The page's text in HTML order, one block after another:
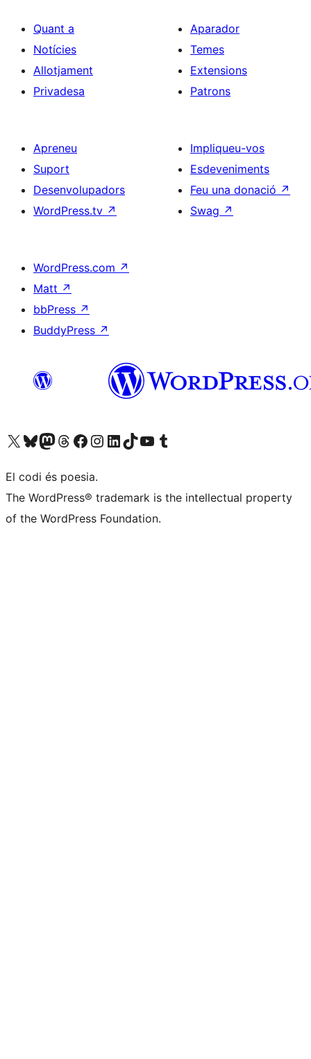
Quant a
Notícies
Allotjament
Privadesa
Aparador
Temes
Extensions
Patrons
Apreneu
Suport
Desenvolupadors
WordPress.tv ↗
Impliqueu-vos
Esdeveniments
Feu una donació ↗
Swag ↗
WordPress.com ↗
Matt ↗
bbPress ↗
BuddyPress ↗
Visiteu el nostre compte X (abans Twitter)
Visiteu el nostre compte de Bluesky
Visiteu el nostre compte al Mastodon
Visiteu el nostre compte de Threads
Visiteu la nostra pàgina al Facebook
Visiteu el nostre compte d'Instagram
Visiteu el nostre compte de LinkedIn
Visiteu el nostre compte de TikTok
Visiteu el nostre canal al YouTube
Visiteu el nostre compte de Tumblr
El codi és poesia.
The WordPress® trademark is the intellectual property
of the WordPress Foundation.